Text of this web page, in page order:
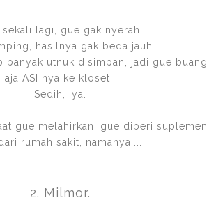
sekali lagi, gue gak nyerah!
hasilnya gak beda jauh...
banyak utnuk disimpan, jadi gue buang
aja ASI nya ke kloset..
Sedih, iya.
gue melahirkan, gue diberi suplemen
rumah sakit, namanya....
2. Milmor.